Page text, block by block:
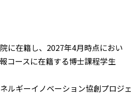
に在籍し、2027年4月時点におい
コースに在籍する博士課程学生
ルギーイノベーション協創プロジェ